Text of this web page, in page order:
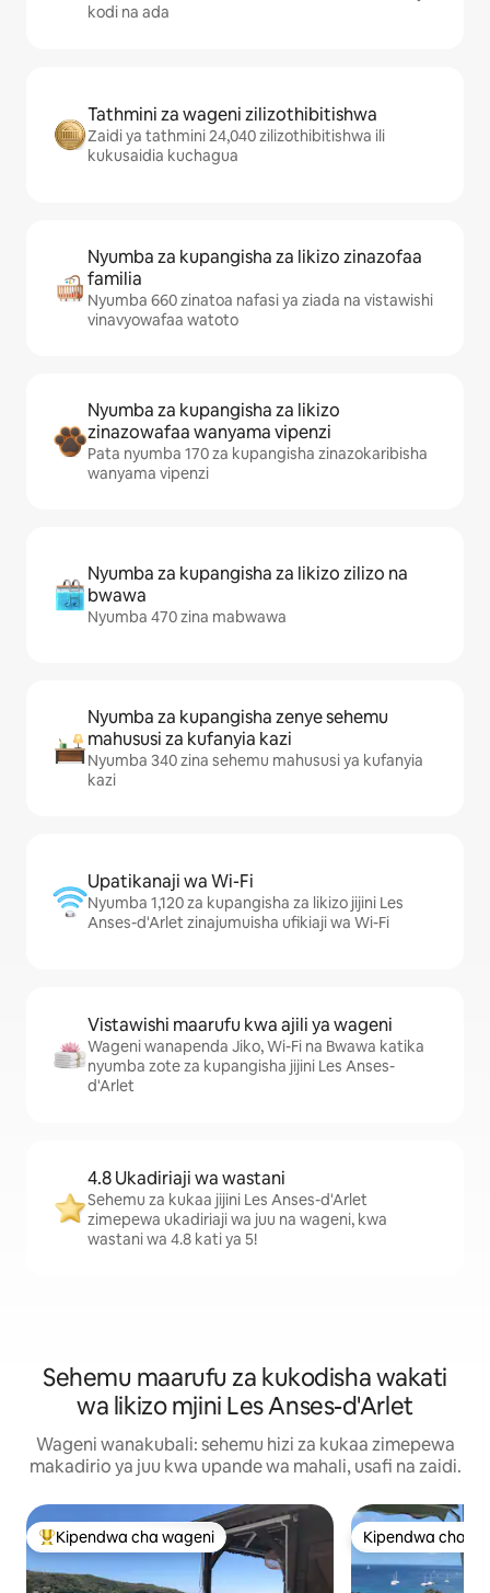
kodi na ada
Tathmini za wageni zilizothibitishwa
Zaidi ya tathmini 24,040 zilizothibitishwa ili
kukusaidia kuchagua
Nyumba za kupangisha za likizo zinazofaa
familia
Nyumba 660 zinatoa nafasi ya ziada na vistawishi
vinavyowafaa watoto
Nyumba za kupangisha za likizo
zinazowafaa wanyama vipenzi
Pata nyumba 170 za kupangisha zinazokaribisha
wanyama vipenzi
Nyumba za kupangisha za likizo zilizo na
bwawa
Nyumba 470 zina mabwawa
Nyumba za kupangisha zenye sehemu
mahususi za kufanyia kazi
Nyumba 340 zina sehemu mahususi ya kufanyia
kazi
Upatikanaji wa Wi-Fi
Nyumba 1,120 za kupangisha za likizo jijini Les
Anses-d'Arlet zinajumuisha ufikiaji wa Wi-Fi
Vistawishi maarufu kwa ajili ya wageni
Wageni wanapenda Jiko, Wi-Fi na Bwawa katika
nyumba zote za kupangisha jijini Les Anses-
d'Arlet
4.8 Ukadiriaji wa wastani
Sehemu za kukaa jijini Les Anses-d'Arlet
zimepewa ukadiriaji wa juu na wageni, kwa
wastani wa 4.8 kati ya 5!
Sehemu maarufu za kukodisha wakati
wa likizo mjini Les Anses-d'Arlet
Wageni wanakubali: sehemu hizi za kukaa zimepewa
makadirio ya juu kwa upande wa mahali, usafi na zaidi.
Kipendwa maarufu cha wageni
Kipendwa cha wageni Kipendwa cha
Kipendwa cha